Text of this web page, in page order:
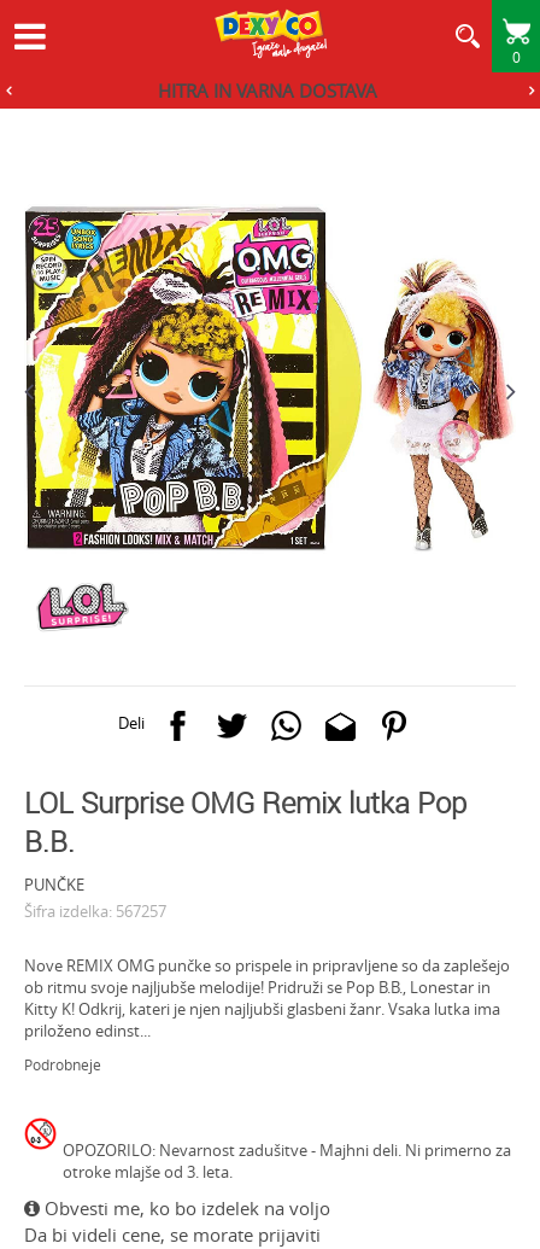
0
HITRA IN VARNA DOSTAVA
Deli
LOL Surprise OMG Remix lutka Pop
B.B.
PUNČKE
Šifra izdelka: 567257
Nove REMIX OMG punčke so prispele in pripravljene so da zaplešejo
ob ritmu svoje najljubše melodije! Pridruži se Pop B.B., Lonestar in
Kitty K! Odkrij, kateri je njen najljubši glasbeni žanr. Vsaka lutka ima
priloženo edinst...
Podrobneje
OPOZORILO: Nevarnost zadušitve - Majhni deli. Ni primerno za
otroke mlajše od 3. leta.
Obvesti me, ko bo izdelek na voljo
Da bi videli cene, se morate prijaviti